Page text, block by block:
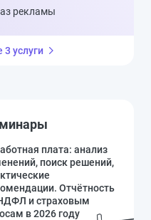
рекламы
3 услуги
плата: анализ
поиск решений,
Отчётность
и страховым
в 2026 году